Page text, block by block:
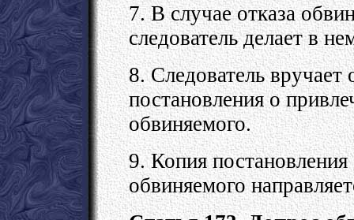
7. В случае отказа
следователь делает в
8. Следователь
постановления о
обвиняемого.
9. Копия постановления
обвиняемого